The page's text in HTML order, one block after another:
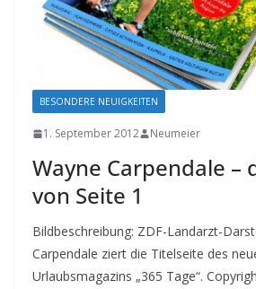
BESONDERE NEUIGKEITEN
1. September 2012 Neumeier
Wayne Carpendale –
von Seite 1
Bildbeschreibung: ZDF-Landarzt-
Carpendale ziert die Titelseite des
Urlaubsmagazins „365 Tage“.